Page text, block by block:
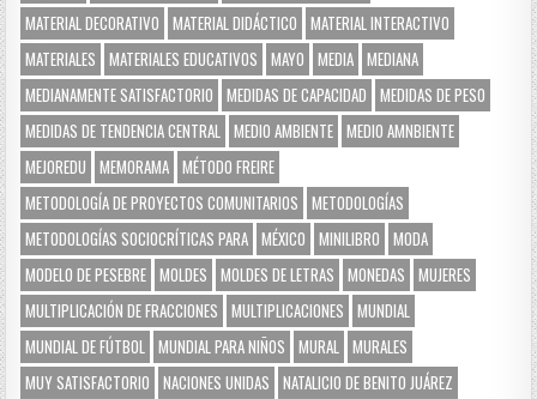
MATERIAL DECORATIVO
MATERIAL DIDÁCTICO
MATERIAL INTERACTIVO
MATERIALES
MATERIALES EDUCATIVOS MAYO MEDIA MEDIANA
MEDIANAMENTE SATISFACTORIO
MEDIDAS DE CAPACIDAD
MEDIDAS DE PESO
MEDIDAS DE TENDENCIA CENTRAL
MEDIO AMBIENTE MEDIO AMNBIENTE
MEJOREDU
MEMORAMA MÉTODO FREIRE
METODOLOGÍA DE PROYECTOS COMUNITARIOS
METODOLOGÍAS
METODOLOGÍAS SOCIOCRÍTICAS PARA MÉXICO MINILIBRO
MODA
MODELO DE PESEBRE MOLDES MOLDES DE LETRAS MONEDAS
MUJERES
MULTIPLICACIÓN DE FRACCIONES
MULTIPLICACIONES
MUNDIAL
MUNDIAL DE FÚTBOL
MUNDIAL PARA NIÑOS MURAL
MURALES
MUY SATISFACTORIO
NACIONES UNIDAS
NATALICIO DE BENITO JUÁREZ